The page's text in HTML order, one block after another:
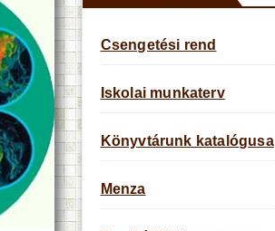
Csengetési rend
Iskolai munkaterv
Könyvtárunk katalógusa
Menza